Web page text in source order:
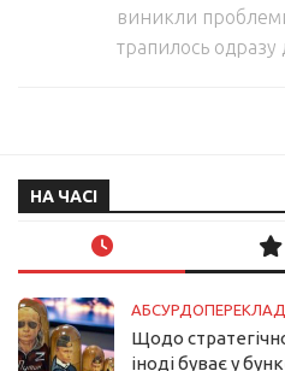
виникли
трапилось одразу
НА ЧАСІ
АБСУРДОПЕРЕКЛАД
Щодо
іноді буває у